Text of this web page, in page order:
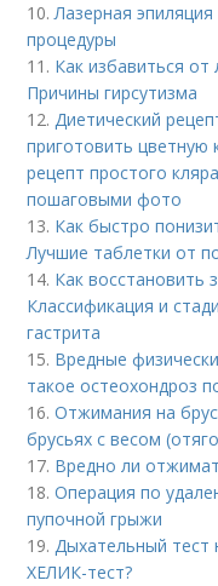
10.Лазерная
процедуры
11. Как избавиться от
Причины гирсутизма
12.Диетический
приготовить цветную
рецепт простого
пошаговыми фото
13. Как быстро
Лучшие таблетки от
14. Как восстановить
Классификация и
гастрита
15. Вредные
такое остеохондроз
16.Отжимания на
брусьях с весом
17. Вредно ли
18.Операция по
пупочной грыжи
19.Дыхательный тест
ХЕЛИК-тест?